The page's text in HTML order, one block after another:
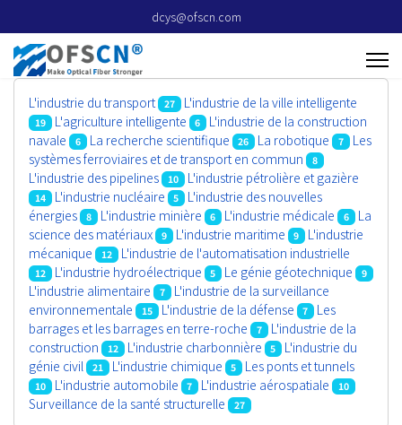
dcys@ofscn.com
L'industrie du transport 27 L'industrie de la ville intelligente
19 L'agriculture intelligente 6
L'industrie de la construction
navale
6 La recherche scientifique 26 La robotique 7
Les
systèmes ferroviaires et de transport en commun
8
L'industrie des pipelines 10 L'industrie pétrolière et gazière
14 L'industrie nucléaire 5
L'industrie des nouvelles
énergies
8 L'industrie minière 6 L'industrie médicale 6
La
science des matériaux
9 L'industrie maritime 9
L'industrie
mécanique
12 L'industrie de l'automatisation industrielle
12 L'industrie hydroélectrique 5 Le génie géotechnique 9
L'industrie alimentaire 7
L'industrie de la surveillance
environnementale
15 L'industrie de la défense 7
Les
barrages et les barrages en terre-roche
7
L'industrie de la
construction
12 L'industrie charbonnière 5
L'industrie du
génie civil
21 L'industrie chimique 5 Les ponts et tunnels
10 L'industrie automobile 7 L'industrie aérospatiale 10
Surveillance de la santé structurelle 27